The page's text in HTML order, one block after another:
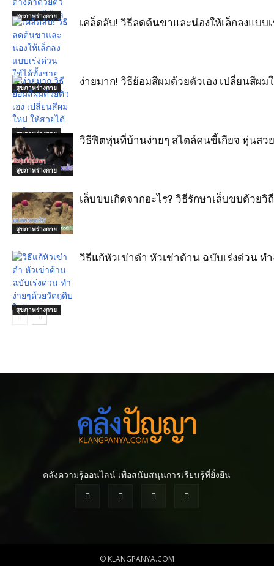
สุขภาพร่างกาย
สุขภาพร่างกาย
เคล็ดลับ! วิธีลดต้นขาและน่องให้เล็กลงแบบ
สุขภาพร่างกาย
ง่ายมาก! วิธีย้อมสีผมด้วยตัวเอง เปลี่ยนสีผม
สุขภาพร่างกาย
วิธีฟิตหุ่นที่บ้านง่ายๆ สไตล์คนขี้เกียจ หุ่นสว
สุขภาพร่างกาย
เล็บขบเกิดจากอะไร? วิธีรักษาเล็บขบด้วยวิ
สุขภาพร่างกาย
วิธีแก้หัวเข่าดำ หัวเข่าด้าน ฉบับเร่งด่วน ท
คลังความรู้ออนไลน์ เพื่อสนับสนุนการเรียนรู้ที่ยั่งยืน
© KLANGPANYA.COM